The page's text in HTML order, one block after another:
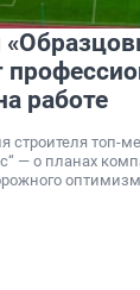
работе
строителя топ-
— о планах